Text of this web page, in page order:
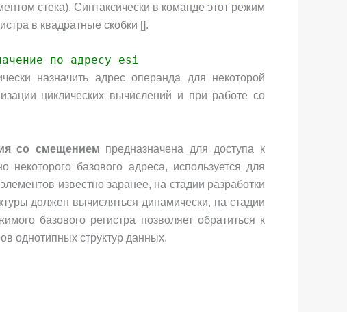
стека). Синтаксически в команде этот режим
в квадратные скобки [].
по адресу esi
назначить адрес операнда для некоторой
циклических вычислений и при работе со
со смещением предназначена для доступа к
базового адреса, используется для
известно заранее, на стадии разработки
должен вычисляться динамически, на стадии
базового регистра позволяет обратиться к
однотипных структур данных.